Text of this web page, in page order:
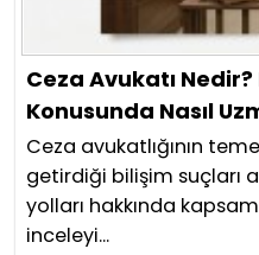
Ceza Avukatı
Konusunda Nasıl
Ceza avukatlığının
getirdiği bilişim suçları
yolları hakkında
inceleyi...